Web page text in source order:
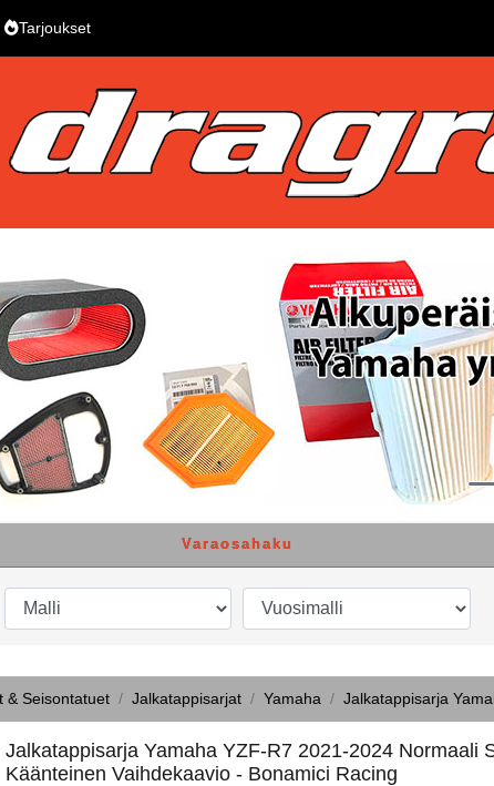
Tarjoukset
Varaosahaku
& Seisontatuet Jalkatappisarjat Yamaha Jalkatappisarja
Jalkatappisarja Yamaha YZF-R7 2021-2024 Normaali
Käänteinen Vaihdekaavio - Bonamici Racing